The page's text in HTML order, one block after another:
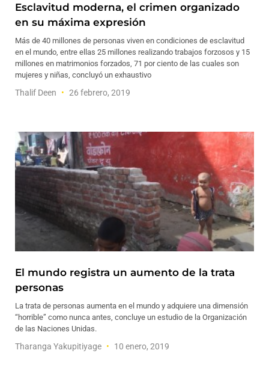
Esclavitud moderna, el crimen organizado
en su máxima expresión
Más de 40 millones de personas viven en condiciones de esclavitud
en el mundo, entre ellas 25 millones realizando trabajos forzosos y 15
millones en matrimonios forzados, 71 por ciento de las cuales son
mujeres y niñas, concluyó un exhaustivo
Thalif Deen 26 febrero, 2019
El mundo registra un aumento de la trata
personas
La trata de personas aumenta en el mundo y adquiere una dimensión
“horrible” como nunca antes, concluye un estudio de la Organización
de las Naciones Unidas.
Tharanga Yakupitiyage 10 enero, 2019